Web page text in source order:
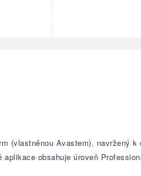
(vlastněnou Avastem), navržený k
obsahuje úroveň